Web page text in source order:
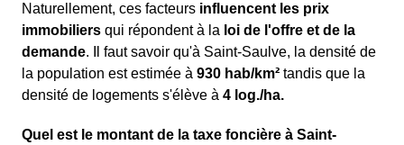
Naturellement, ces facteurs influencent les prix
immobiliers qui répondent à la loi de l'offre et de la
demande. Il faut savoir qu'à Saint-Saulve, la densité de
la population est estimée à 930 hab/km² tandis que la
densité de logements s'élève à 4 log./ha.
Quel est le montant de la taxe foncière à Saint-